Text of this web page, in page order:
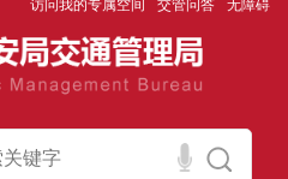
访问我的专属空间 交管问答 无障碍